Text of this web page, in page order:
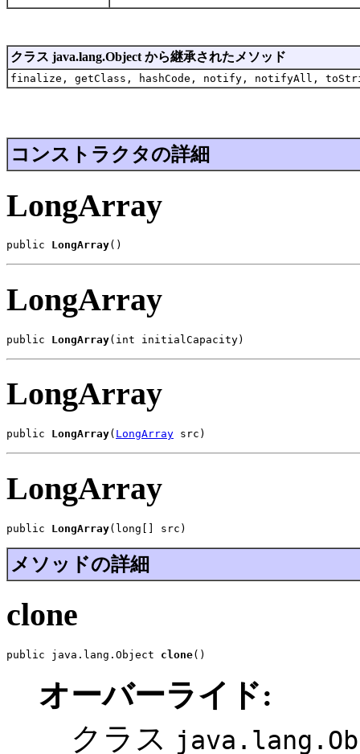
クラス java.lang.Object から継承されたメソッド
finalize, getClass, hashCode, notify, notifyAll,
コンストラクタの詳細
LongArray
public LongArray()
LongArray
public LongArray(int initialCapacity)
LongArray
public LongArray( LongArray src)
LongArray
public LongArray(long[] src)
メソッドの詳細
clone
public java.lang.Object clone()
オーバーライド:
クラス